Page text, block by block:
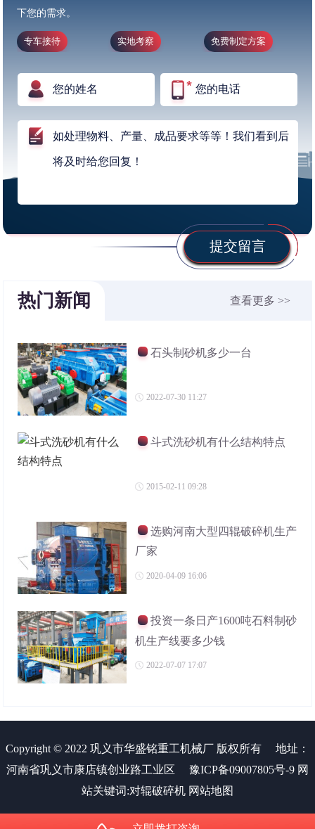
下您的需求。
专车接待 实地考察 免费制定方案
提交留言
热门新闻 查看更多 >>
石头制砂机多少一台
2022-07-30 11:27
斗式洗砂机有什么结构特点
2015-02-11 09:28
选购河南大型四辊破碎机生产
厂家
2020-04-09 16:06
投资一条日产1600吨石料制砂
机生产线要多少钱
2022-07-07 17:07
Copyright © 2022 巩义市华盛铭重工机械厂 版权所有
地址：
河南省巩义市康店镇创业路工业区
豫ICP备09007805号-9 网
站关键词:对辊破碎机 网站地图